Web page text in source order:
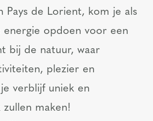
Pays de Lorient, kom je als
energie opdoen voor een
bij de natuur, waar
plezier en
verblijf uniek en
maken!